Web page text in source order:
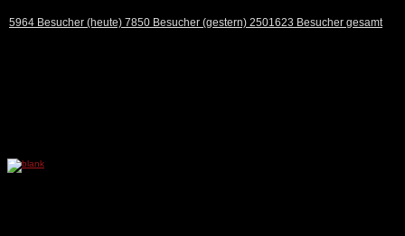
5964 Besucher (heute) 7850 Besucher (gestern) 2501623 Besucher gesamt